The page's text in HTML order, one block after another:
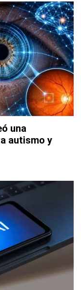
una
autismo y